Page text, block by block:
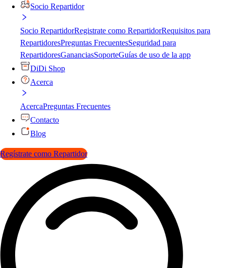
Socio Repartidor
Socio RepartidorRegistrate como RepartidorRequisitos para
RepartidoresPreguntas FrecuentesSeguridad para
RepartidoresGananciasSoporteGuías de uso de la app
DiDi Shop
Acerca
AcercaPreguntas Frecuentes
Contacto
Blog
Regístrate como Repartidor